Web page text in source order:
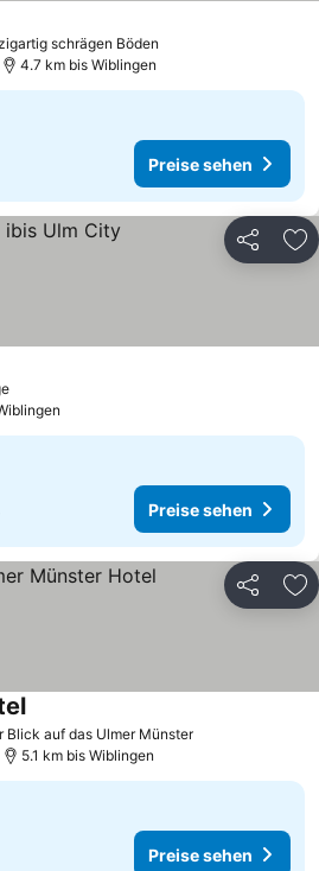
schrägen Böden
sehen
4.7 km bis Wiblingen
Preise sehen
Teilen
Preise sehen
Preise sehen
Teilen
Blick auf das Ulmer MünsterPreise sehen
Preise sehen
5.1 km bis Wiblingen
Preise sehen